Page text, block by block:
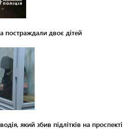
двоє дітей
який збив підлітків на проспекті